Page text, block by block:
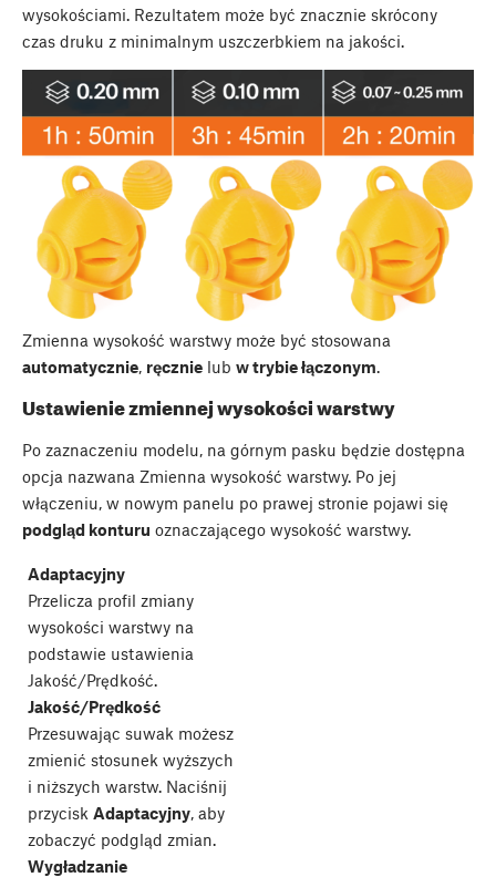
wysokościami. Rezultatem może być znacznie skrócony
czas druku z minimalnym uszczerbkiem na jakości.
Zmienna wysokość warstwy może być stosowana
automatycznie, ręcznie lub w trybie łączonym.
Ustawienie zmiennej wysokości warstwy
Po zaznaczeniu modelu, na górnym pasku będzie dostępna
opcja nazwana Zmienna wysokość warstwy. Po jej
włączeniu, w nowym panelu po prawej stronie pojawi się
podgląd konturu oznaczającego wysokość warstwy.
Adaptacyjny
Przelicza profil zmiany
wysokości warstwy na
podstawie ustawienia
Jakość/Prędkość.
Jakość/Prędkość
Przesuwając suwak możesz
zmienić stosunek wyższych
i niższych warstw. Naciśnij
przycisk Adaptacyjny, aby
zobaczyć podgląd zmian.
Wygładzanie